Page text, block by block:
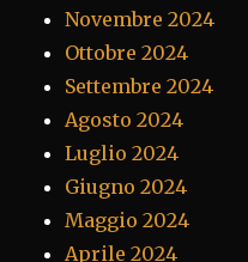
Novembre 2024
Ottobre 2024
Settembre 2024
Agosto 2024
Luglio 2024
Giugno 2024
Maggio 2024
Aprile 2024